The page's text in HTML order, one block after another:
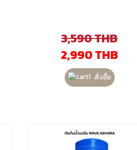
3,590THB
2,990THB
สั่งซื้อ